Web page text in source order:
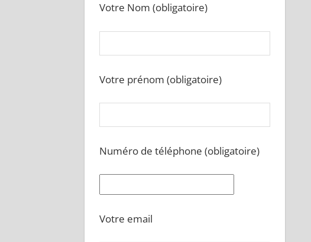
Votre Nom (obligatoire)
Votre prénom (obligatoire)
Numéro de téléphone (obligatoire)
Votre email